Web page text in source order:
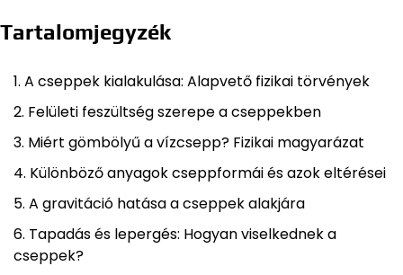
Tartalomjegyzék
A cseppek kialakulása: Alapvető fizikai törvények
Felületi feszültség szerepe a cseppekben
Miért gömbölyű a vízcsepp? Fizikai magyarázat
Különböző anyagok cseppformái és azok eltérései
A gravitáció hatása a cseppek alakjára
Tapadás és lepergés: Hogyan viselkednek a
cseppek?